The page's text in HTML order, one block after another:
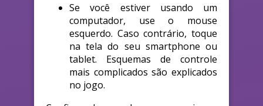
Se você estiver usando um
computador, use o mouse
esquerdo. Caso contrário, toque
na tela do seu smartphone ou
tablet. Esquemas de controle
mais complicados são explicados
no jogo.